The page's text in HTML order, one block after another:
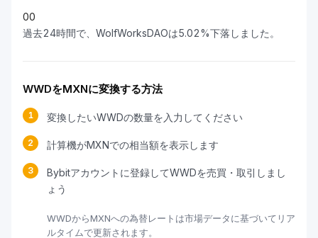
00
過去24時間で、WolfWorksDAOは5.02%下落しました。
WWDをMXNに変換する方法
1 変換したいWWDの数量を入力してください
2 計算機がMXNでの相当額を表示します
3
Bybitアカウントに登録してWWDを売買・取引しまし
ょう
WWDからMXNへの為替レートは市場データに基づいてリア
ルタイムで更新されます。